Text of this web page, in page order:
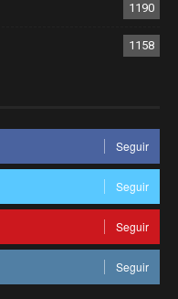
1190
1158
Seguir
Seguir
Seguir
Seguir